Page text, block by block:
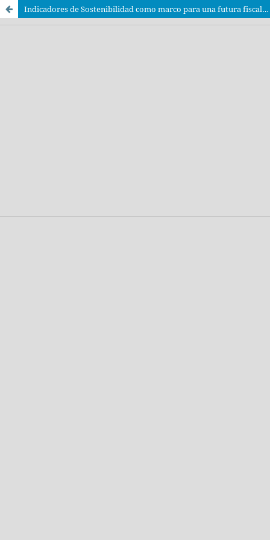
Indicadores de Sostenibilidad como marco para una futura fiscalidad ambiental en PyMEs de México